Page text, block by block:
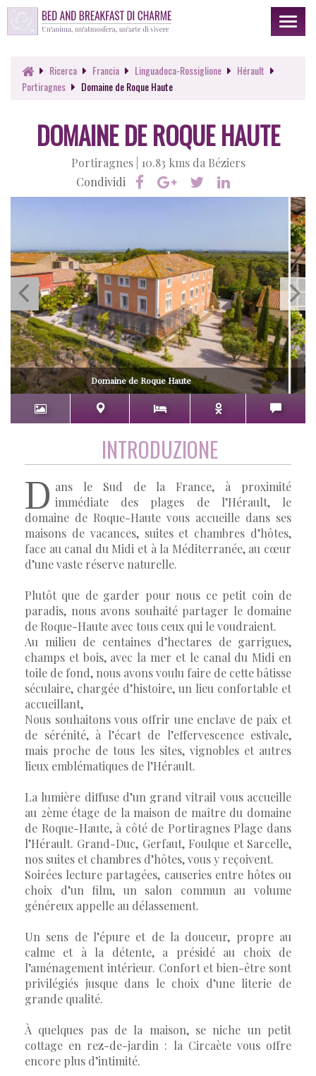
Toggle
Ricerca Francia Linguadoca-Rossiglione
Hérault
Portiragnes
Domaine de Roque Haute
DOMAINE DE ROQUE HAUTE
Portiragnes | 10.83 kms da Béziers
Condividi
Domaine de Roque Haute
INTRODUZIONE
D ans le Sud de la France, à proximité
immédiate des plages de l’Hérault, le
domaine de Roque-Haute vous accueille dans ses
maisons de vacances, suites et chambres d’hôtes,
face au canal du Midi et à la Méditerranée, au cœur
d’une vaste réserve naturelle.
Plutôt que de garder pour nous ce petit coin de
paradis, nous avons souhaité partager le domaine
de Roque-Haute avec tous ceux qui le voudraient.
Au milieu de centaines d’hectares de garrigues,
champs et bois, avec la mer et le canal du Midi en
toile de fond, nous avons voulu faire de cette bâtisse
séculaire, chargée d’histoire, un lieu confortable et
accueillant,
Nous souhaitons vous offrir une enclave de paix et
de sérénité, à l’écart de l’effervescence estivale,
mais proche de tous les sites, vignobles et autres
lieux emblématiques de l’Hérault.
La lumière diffuse d’un grand vitrail vous accueille
au 2ème étage de la maison de maître du domaine
de Roque-Haute, à côté de Portiragnes Plage dans
l’Hérault. Grand-Duc, Gerfaut, Foulque et Sarcelle,
nos suites et chambres d’hôtes, vous y reçoivent.
Soirées lecture partagées, causeries entre hôtes ou
choix d’un film, un salon commun au volume
généreux appelle au délassement.
Un sens de l’épure et de la douceur, propre au
calme et à la détente, a présidé au choix de
l’aménagement intérieur. Confort et bien-être sont
privilégiés jusque dans le choix d’une literie de
grande qualité.
À quelques pas de la maison, se niche un petit
cottage en rez-de-jardin : la Circaète vous offre
encore plus d’intimité.